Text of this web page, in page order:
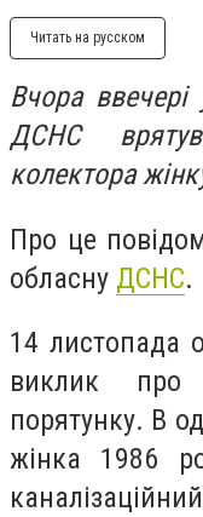
Читать на русском
Вчора ввечері
ДСНС
колектора
Про це
обласну ДСНС.
14 листопада
виклик
порятунку. В
жінка 1986